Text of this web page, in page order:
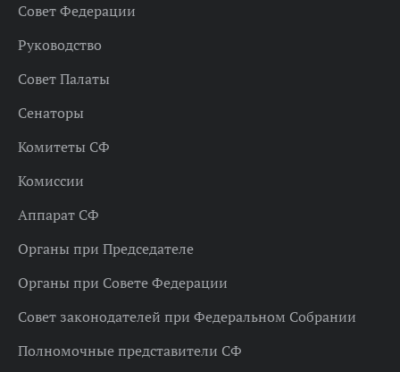
Совет Федерации
Руководство
Совет Палаты
Сенаторы
Комитеты СФ
Комиссии
Аппарат СФ
Органы при Председателе
Органы при Совете Федерации
Совет законодателей при Федеральном Собрании
Полномочные представители СФ